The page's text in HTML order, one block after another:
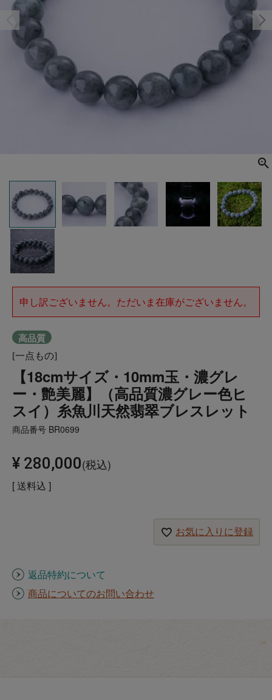
申し訳ございません。ただいま在庫がございません。
高品質
[一点もの]
【18cmサイズ・10mm玉・濃グレ
ー・艶美麗】（高品質濃グレー色ヒ
スイ）糸魚川天然翡翠ブレスレット
商品番号 BR0699
¥ 280,000 税込
送料込
お気に入りに登録
返品特約について
商品についてのお問い合わせ